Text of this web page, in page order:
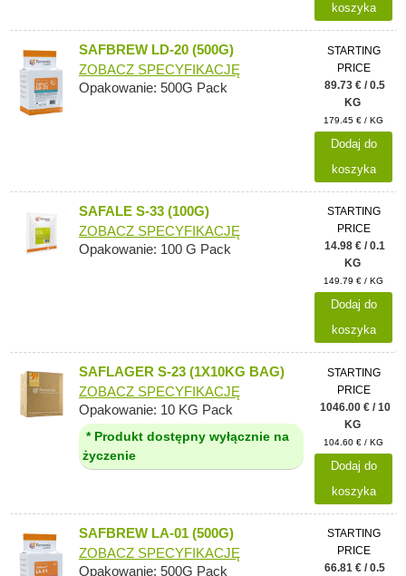
koszyka
SAFBREW LD-20 (500G)
ZOBACZ SPECYFIKACJĘ
Opakowanie: 500G Pack
STARTING
PRICE
89.73 € / 0.5
KG
179.45 € / KG
Dodaj do
koszyka
SAFALE S-33 (100G)
ZOBACZ SPECYFIKACJĘ
Opakowanie: 100 G Pack
STARTING
PRICE
14.98 € / 0.1
KG
149.79 € / KG
Dodaj do
koszyka
SAFLAGER S-23 (1X10KG BAG)
ZOBACZ SPECYFIKACJĘ
Opakowanie: 10 KG Pack
* Produkt dostępny wyłącznie na
życzenie
STARTING
PRICE
1046.00 € / 10
KG
104.60 € / KG
Dodaj do
koszyka
SAFBREW LA-01 (500G)
ZOBACZ SPECYFIKACJĘ
Opakowanie: 500G Pack
STARTING
PRICE
66.81 € / 0.5